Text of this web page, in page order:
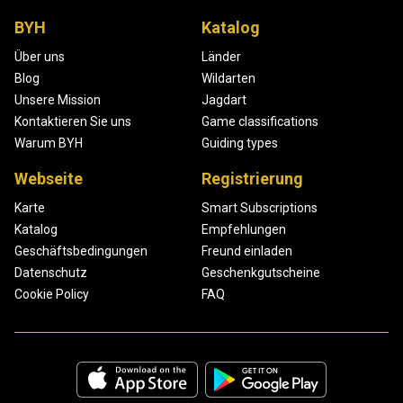
BYH
Über uns
Blog
Unsere Mission
Kontaktieren Sie uns
Warum BYH
Katalog
Länder
Wildarten
Jagdart
Game classifications
Guiding types
Webseite
Karte
Katalog
Geschäftsbedingungen
Datenschutz
Cookie Policy
Registrierung
Smart Subscriptions
Empfehlungen
Freund einladen
Geschenkgutscheine
FAQ